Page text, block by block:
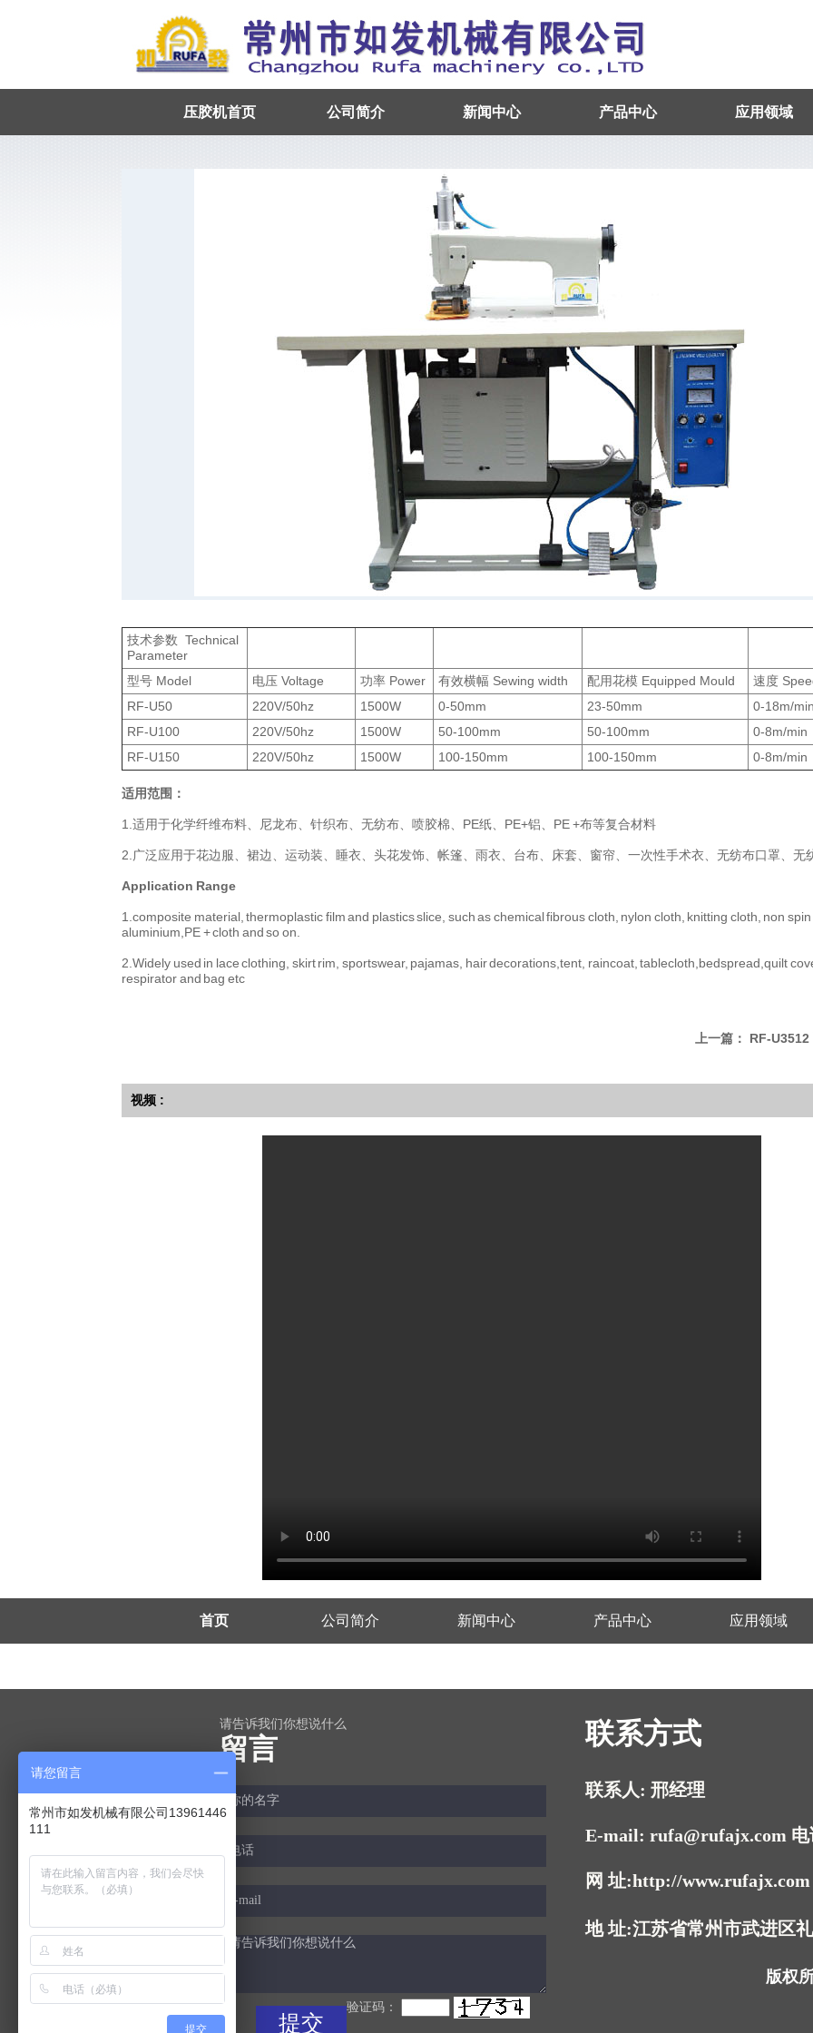
压胶机首页 公司简介 新闻中心 产品中心 应用领域
技术参数 Technical
Parameter
型号 Model
电压 Voltage 功率 Power 有效横幅 Sewing width 配用花模 Equipped Mould
速度
RF-U50
220V/50hz 1500W 0-50mm 23-50mm
0-18m/min
RF-U100
220V/50hz 1500W 50-100mm 50-100mm
0-8m/min
RF-U150
220V/50hz 1500W 100-150mm 100-150mm 0-8m/min
适用范围：
1.适用于化学纤维布料、尼龙布、针织布、无纺布、喷胶棉、PE纸、PE+铝、PE +布等复合材料
2.广泛应用于花边服、裙边、运动装、睡衣、头花发饰、帐篷、雨衣、台布、床套、窗帘、一次性手术衣、无纺布口罩、无
Application Range
1.composite material, thermoplastic film and plastics slice, such as chemical fibrous cloth, nylon cloth, knitting cloth, non
aluminium,PE + cloth and so on.
2.Widely used in lace clothing, skirt rim, sportswear, pajamas, hair decorations,tent, raincoat, tablecloth,bedspread,quilt
respirator and bag etc
上一篇： RF-U3512
视频 :
首页 公司简介 新闻中心 产品中心 应用领域
请告诉我们你想说什么
留言
验证码：
联系方式
联系人: 邢经理
E-mail: rufa@rufajx.com 电
网 址:http://www.rufajx.com
地 址:江苏省常州市武进区
版权
请您留言
常州市如发机械有限公司13961446
111
提交